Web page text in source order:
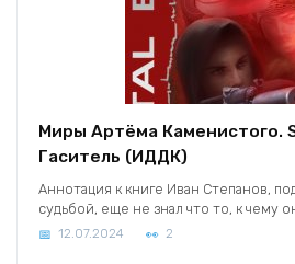
Миры Артёма Каменистого.
Гаситель (ИДДК)
Аннотация к книге Иван Степанов,
судьбой, еще не знал что то, к чему
12.07.2024 2